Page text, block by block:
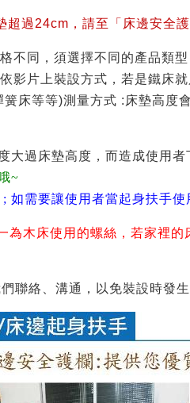
超過24cm，請至「 床邊安全
不同，須選擇不同的產品類
影片上裝設方式，若是鐵床
床等等)測量方式 : 床墊高度
大過床墊高度，而造成使用
~
如需要讓使用者當起身扶手
為木床使用的螺絲，若家裡
聯絡、溝通，以免裝設時發生